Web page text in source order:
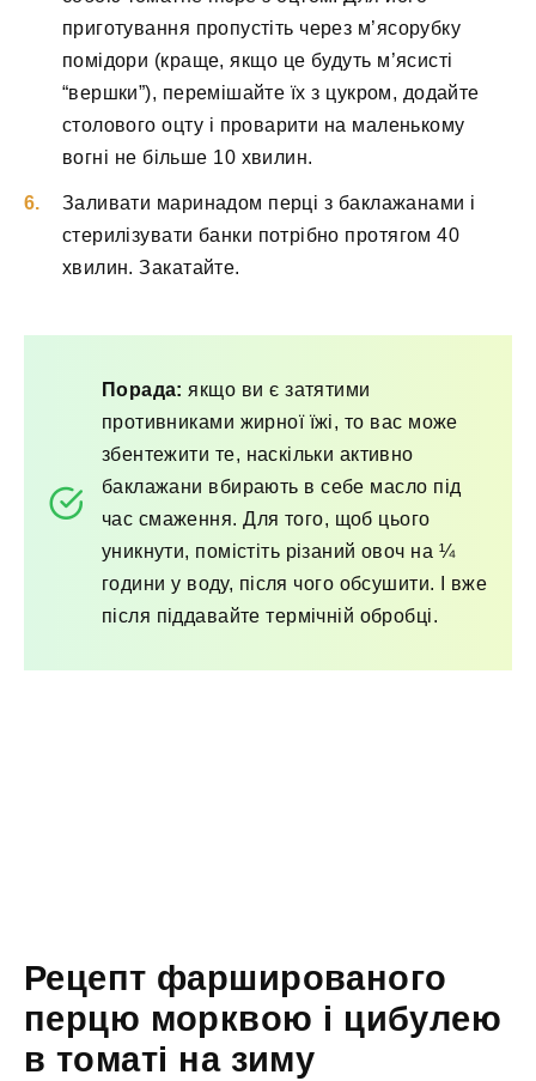
приготування пропустіть через м’ясорубку
помідори (краще, якщо це будуть м’ясисті
“вершки”), перемішайте їх з цукром, додайте
столового оцту і проварити на маленькому
вогні не більше 10 хвилин.
Заливати маринадом перці з баклажанами і
стерилізувати банки потрібно протягом 40
хвилин. Закатайте.
Порада: якщо ви є затятими
противниками жирної їжі, то вас може
збентежити те, наскільки активно
баклажани вбирають в себе масло під
час смаження. Для того, щоб цього
уникнути, помістіть різаний овоч на ¼
години у воду, після чого обсушити. І вже
після піддавайте термічній обробці.
Рецепт фаршированого
перцю морквою і цибулею
в томаті на зиму